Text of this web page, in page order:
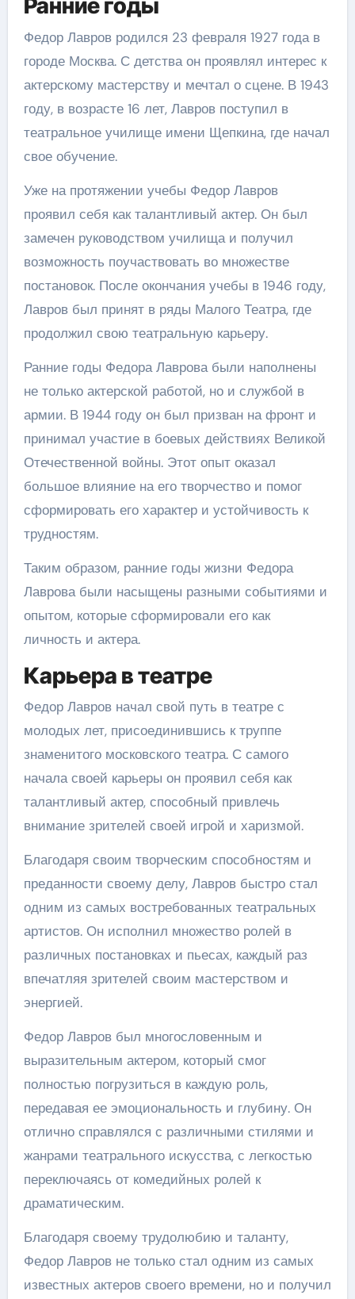
Ранние годы
Федор Лавров родился 23 февраля 1927 года в
городе Москва. С детства он проявлял интерес к
актерскому мастерству и мечтал о сцене. В 1943
году, в возрасте 16 лет, Лавров поступил в
театральное училище имени Щепкина, где начал
свое обучение.
Уже на протяжении учебы Федор Лавров
проявил себя как талантливый актер. Он был
замечен руководством училища и получил
возможность поучаствовать во множестве
постановок. После окончания учебы в 1946 году,
Лавров был принят в ряды Малого Театра, где
продолжил свою театральную карьеру.
Ранние годы Федора Лаврова были наполнены
не только актерской работой, но и службой в
армии. В 1944 году он был призван на фронт и
принимал участие в боевых действиях Великой
Отечественной войны. Этот опыт оказал
большое влияние на его творчество и помог
сформировать его характер и устойчивость к
трудностям.
Таким образом, ранние годы жизни Федора
Лаврова были насыщены разными событиями и
опытом, которые сформировали его как
личность и актера.
Карьера в театре
Федор Лавров начал свой путь в театре с
молодых лет, присоединившись к труппе
знаменитого московского театра. С самого
начала своей карьеры он проявил себя как
талантливый актер, способный привлечь
внимание зрителей своей игрой и харизмой.
Благодаря своим творческим способностям и
преданности своему делу, Лавров быстро стал
одним из самых востребованных театральных
артистов. Он исполнил множество ролей в
различных постановках и пьесах, каждый раз
впечатляя зрителей своим мастерством и
энергией.
Федор Лавров был многословенным и
выразительным актером, который смог
полностью погрузиться в каждую роль,
передавая ее эмоциональность и глубину. Он
отлично справлялся с различными стилями и
жанрами театрального искусства, с легкостью
переключаясь от комедийных ролей к
драматическим.
Благодаря своему трудолюбию и таланту,
Федор Лавров не только стал одним из самых
известных актеров своего времени, но и получил